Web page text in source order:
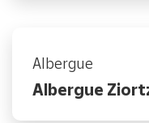
Albergue
Albergue